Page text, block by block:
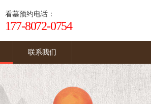
看墓预约电话：
177-8072-0754
联系我们